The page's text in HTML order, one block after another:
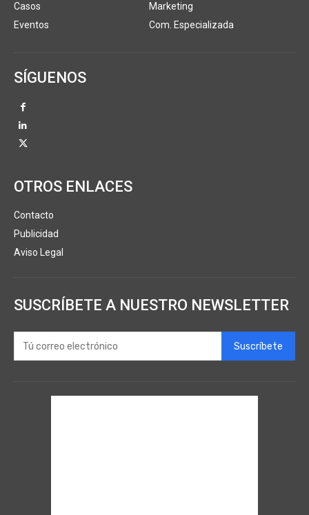
Casos
Eventos
Marketing
Com. Especializada
SÍGUENOS
OTROS ENLACES
Contacto
Publicidad
Aviso Legal
SUSCRÍBETE A NUESTRO NEWSLETTER
Suscríbete